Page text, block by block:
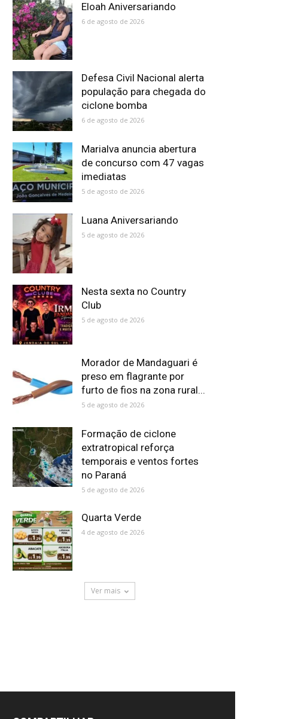
Eloah Aniversariando
6 de agosto de 2026
Defesa Civil Nacional alerta
população para chegada do
ciclone bomba
6 de agosto de 2026
Marialva anuncia abertura
de concurso com 47 vagas
imediatas
5 de agosto de 2026
Luana Aniversariando
5 de agosto de 2026
Nesta sexta no Country
Club
5 de agosto de 2026
Morador de Mandaguari é
preso em flagrante por
furto de fios na zona rural...
5 de agosto de 2026
Formação de ciclone
extratropical reforça
temporais e ventos fortes
no Paraná
5 de agosto de 2026
Quarta Verde
4 de agosto de 2026
Ver mais